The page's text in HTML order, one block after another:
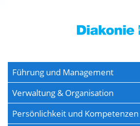
Führung und Management
Verwaltung & Organisation
Persönlichkeit und Kompetenzen